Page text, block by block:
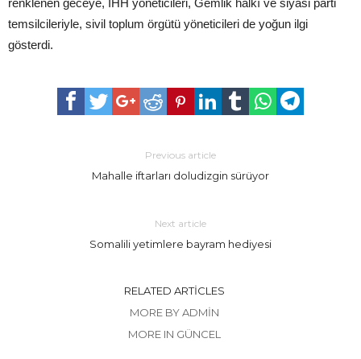
renklenen geceye, İHH yöneticileri, Gemlik halkı ve siyasi parti
temsilcileriyle, sivil toplum örgütü yöneticileri de yoğun ilgi
gösterdi.
Previous article
Mahalle iftarları doludizgin sürüyor
Next article
Somalili yetimlere bayram hediyesi
RELATED ARTICLES
MORE BY ADMIN
MORE IN GÜNCEL